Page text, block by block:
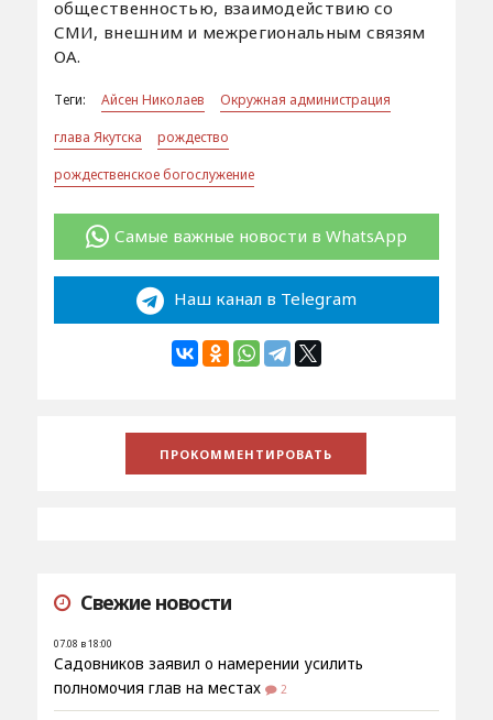
общественностью, взаимодействию со
СМИ, внешним и межрегиональным связям
ОА.
Теги: Айсен Николаев
Окружная администрация
глава Якутска
рождество
рождественское богослужение
Самые важные новости в WhatsApp
Наш канал в Telegram
Свежие новости
07.08 в 18:00
Садовников заявил о намерении усилить
полномочия глав на местах
2